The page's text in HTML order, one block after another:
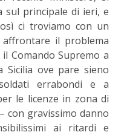
sul principale di ieri, e
ci troviamo con un
il problema
Comando Supremo a
Sicilia ove pare sieno
errabondi e a
le licenze in zona di
con gravissimo danno
ai ritardi e